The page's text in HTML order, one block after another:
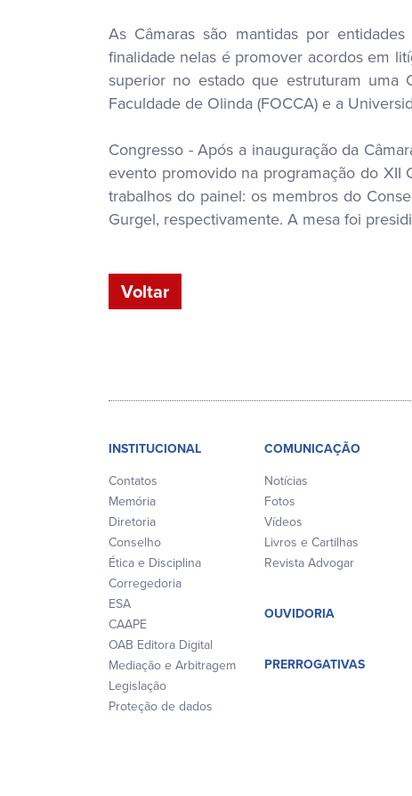
As Câmaras são mantidas por
finalidade nelas é promover acordos em
superior no estado que estruturam uma
Faculdade de Olinda (FOCCA) e a
Congresso - Após a inauguração da
evento promovido na programação do XII
trabalhos do painel: os membros do
Gurgel, respectivamente. A mesa foi
Voltar
INSTITUCIONAL
Contatos
Memória
Diretoria
Conselho
Ética e Disciplina
Corregedoria
ESA
CAAPE
OAB Editora Digital
Mediação e Arbitragem
Legislação
Proteção de dados
COMUNICAÇÃO
Notícias
Fotos
Vídeos
Livros e Cartilhas
Revista Advogar
OUVIDORIA
PRERROGATIVAS